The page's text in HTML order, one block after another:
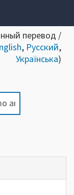
перевод /
, Русский,
Українська)